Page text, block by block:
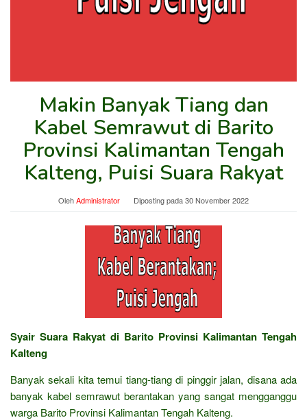
Makin Banyak Tiang dan
Kabel Semrawut di Barito
Provinsi Kalimantan Tengah
Kalteng, Puisi Suara Rakyat
OlehAdministrator Diposting pada30 November 2022
Syair Suara Rakyat di Barito Provinsi Kalimantan Tengah
Kalteng
Banyak sekali kita temui tiang-tiang di pinggir jalan, disana ada
banyak kabel semrawut berantakan yang sangat mengganggu
warga Barito Provinsi Kalimantan Tengah Kalteng.